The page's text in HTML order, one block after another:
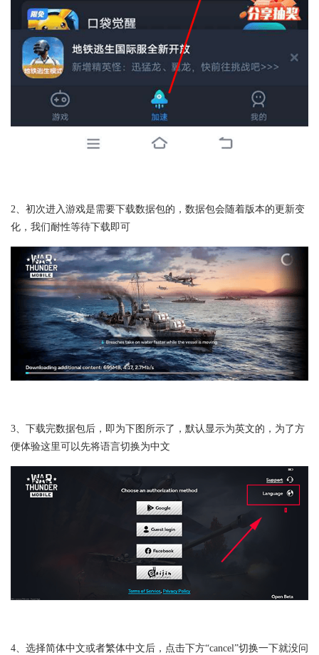
2、初次进入游戏是需要下载数据包的，数据包会随着版本的更新变
化，我们耐性等待下载即可
3、下载完数据包后，即为下图所示了，默认显示为英文的，为了方
便体验这里可以先将语言切换为中文
4、选择简体中文或者繁体中文后，点击下方“cancel”切换一下就没问